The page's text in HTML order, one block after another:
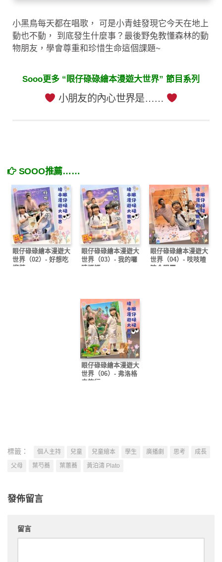
小黑鳥每天都在唱歌， 可是小青蛙發現它今天在地上
動也不動， 到底發生什麼事？最後野兔教懂森林的動
物朋友，學會尊重和珍惜生命這個課題~
Sooo更多 “眼仔碌碌繪本漫遊大世界” 節目系列
小朋友的內心世界是……
SOOO推薦……
眼仔碌碌繪本漫遊大
世界（02）- 好想吃
榴槤
眼仔碌碌繪本漫遊大
世界（03）- 我的囉
嗦媽媽
眼仔碌碌繪本漫遊大
世界（04）- 吱吱喳
喳合唱團
眼仔碌碌繪本漫遊大
世界（06）- 弗洛格
去旅行
標籤： 個人主持 兒童 兒童繪本 學生 廣播劇 思考
成長
父母
葉芍蕎 葉蕙蕎 黃泊濤 Plato
發佈留言
留言